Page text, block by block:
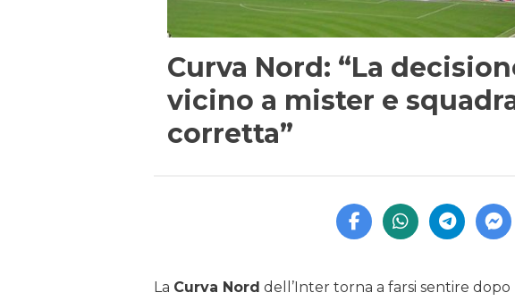
Curva Nord: “La
vicino a mister e
corretta”
La Curva Nord dell’Inter torna a farsi sentire dopo